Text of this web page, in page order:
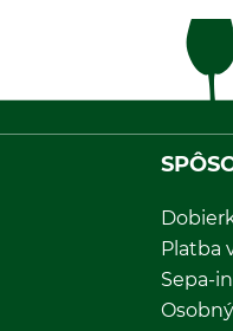
Platba
Sepa-